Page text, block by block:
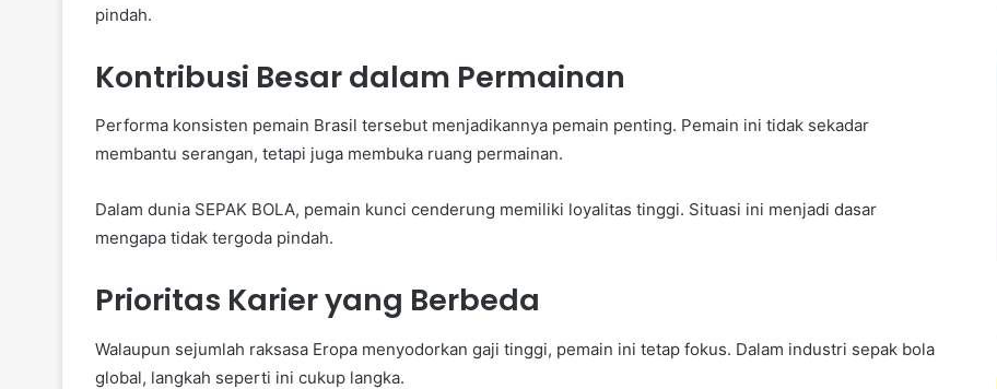
pindah.
Kontribusi Besar dalam Permainan
Performa konsisten pemain Brasil tersebut menjadikannya pemain penting. Pemain ini tidak sekadar
membantu serangan, tetapi juga membuka ruang permainan.
Dalam dunia SEPAK BOLA, pemain kunci cenderung memiliki loyalitas tinggi. Situasi ini menjadi dasar
mengapa tidak tergoda pindah.
Prioritas Karier yang Berbeda
Walaupun sejumlah raksasa Eropa menyodorkan gaji tinggi, pemain ini tetap fokus. Dalam industri sepak bola
global, langkah seperti ini cukup langka.